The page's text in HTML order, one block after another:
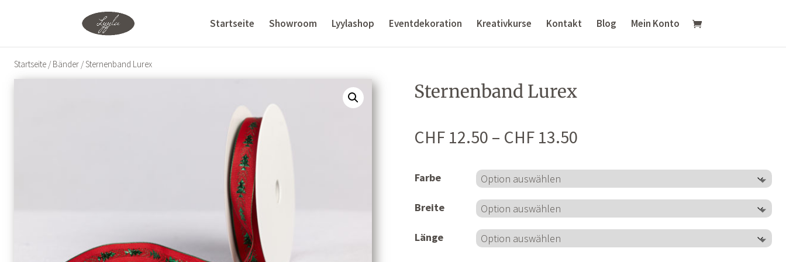
Startseite Showroom Lyylashop Eventdekoration Kreativkurse Kontakt Blog Mein Konto
Startseite / Bänder / Sternenband Lurex
Sternenband Lurex
CHF12.50 – CHF13.50Preisspanne:
bis
Farbe
Breite
Länge